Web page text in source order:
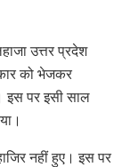
उत्तर प्रदेश
को भेजकर
इस पर इसी साल
नहीं हुए। इस पर